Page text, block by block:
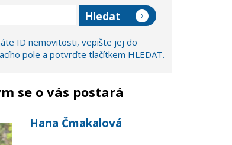
ID nemovitosti, vepište jej do
pole a potvrďte tlačítkem HLEDAT.
se o vás postará
Hana Čmakalová